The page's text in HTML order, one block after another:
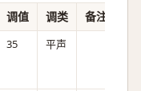
调值 调类 备注
35 平声